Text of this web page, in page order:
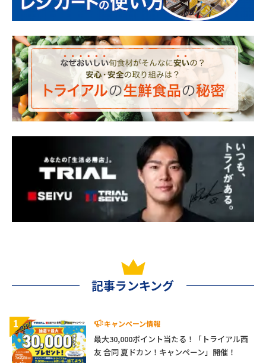
記事ランキング
1 キャンペーン情報
最大30,000ポイント当たる！「トライアル西
友 合同 夏ドカン！キャンペーン」開催！